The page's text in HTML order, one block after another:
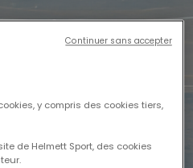
de
y compris des cookies tiers,
de Helmett Sport, des cookies
Continuer sans accepter